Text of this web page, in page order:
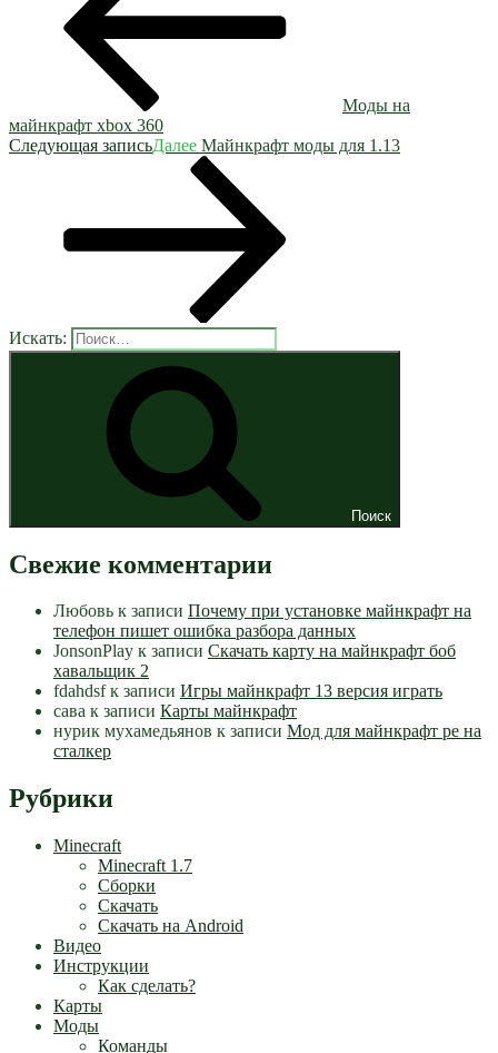
Моды на
майнкрафт xbox 360
Следующая записьДалее Майнкрафт моды для 1.13
Искать:
Поиск
Свежие комментарии
Любовь к записи Почему при установке майнкрафт на
телефон пишет ошибка разбора данных
JonsonPlay к записи Скачать карту на майнкрафт боб
хавальщик 2
fdahdsfк записи Игры майнкрафт 13 версия играть
сава к записи Карты майнкрафт
нурик мухамедьянов к записи Мод для майнкрафт pe на
сталкер
Рубрики
Minecraft
Minecraft 1.7
Сборки
Скачать
Скачать на Android
Видео
Инструкции
Как сделать?
Карты
Моды
Команды